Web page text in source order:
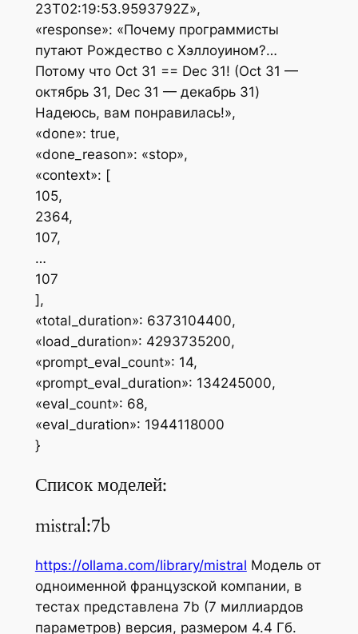
23T02:19:53.9593792Z»,
«response»: «Почему программисты
путают Рождество с Хэллоуином?…
Потому что Oct 31 == Dec 31! (Oct 31 —
октябрь 31, Dec 31 — декабрь 31)
Надеюсь, вам понравилась!»,
«done»: true,
«done_reason»: «stop»,
«context»: [
105,
2364,
107,
…
107
],
«total_duration»: 6373104400,
«load_duration»: 4293735200,
«prompt_eval_count»: 14,
«prompt_eval_duration»: 134245000,
«eval_count»: 68,
«eval_duration»: 1944118000
}
Список моделей:
mistral:7b
https://ollama.com/library/mistral Модель от
одноименной французской компании, в
тестах представлена 7b (7 миллиардов
параметров) версия, размером 4.4 Гб.